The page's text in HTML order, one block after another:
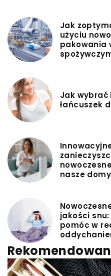
Jak
użyciu
pakowania
Jak wybrać
łańcuszek
nasze
jakości
pomóc w